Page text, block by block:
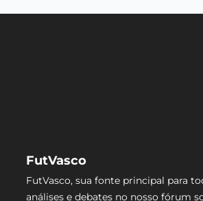
FutVasco
FutVasco, sua fonte principal para
análises e debates no nosso fórum